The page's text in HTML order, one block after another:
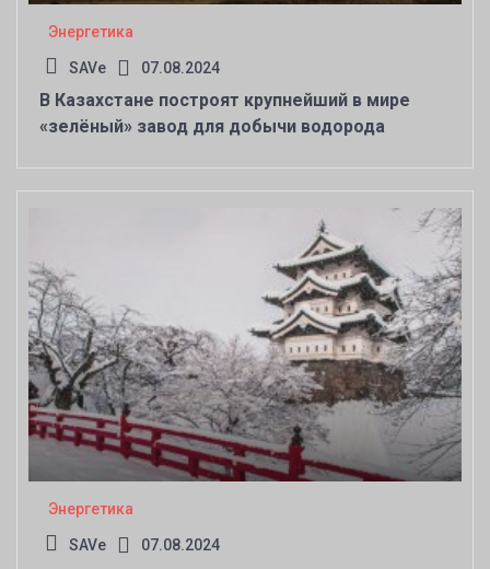
Энергетика
SAVe 07.08.2024
В Казахстане построят крупнейший в мире
«зелёный» завод для добычи водорода
Энергетика
SAVe 07.08.2024